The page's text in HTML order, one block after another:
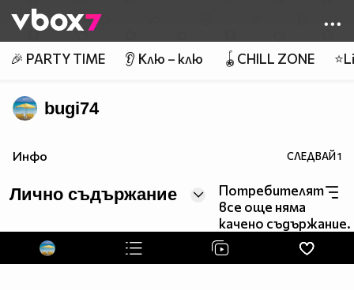
👾
🎉 PARTY TIME 👂 Клю – клю 🪀CHILL ZONE
bugi74
Инфо СЛЕДВАЙ1
Лично съдържание
Потребителят
все още няма
качено съдържание.